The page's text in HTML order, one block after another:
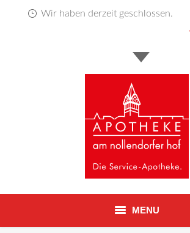
Wir haben derzeit geschlossen.
MENU